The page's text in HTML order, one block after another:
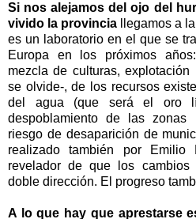
Si nos alejamos del ojo del
vivido la provincia llegamos a
es un laboratorio en el que se
Europa en los próximos
mezcla de culturas,
se olvide-, de los recursos
del agua (que será el oro
despoblamiento de las zonas
riesgo de desaparición de
realizado también por Emilio
revelador de que los cambios
doble dirección. El progreso
A lo que hay que aprestarse